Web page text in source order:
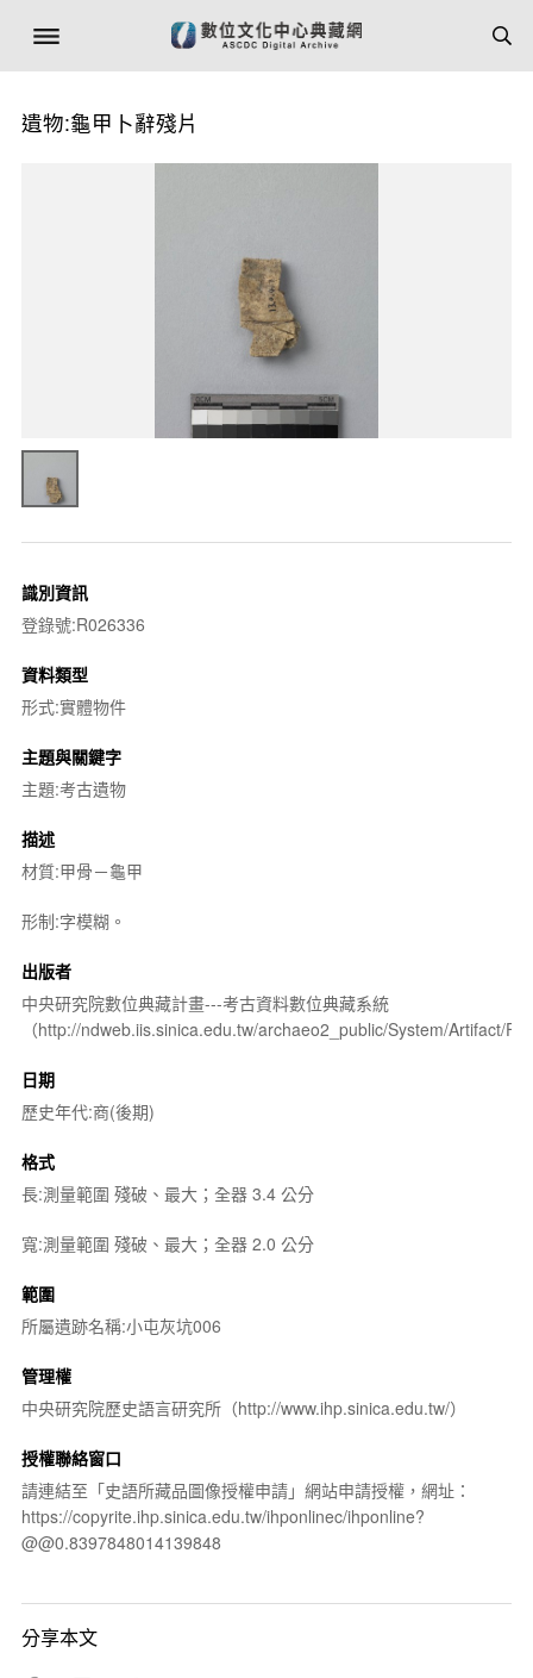
遺物:龜甲卜辭殘片
識別資訊
登錄號:R026336
資料類型
形式:實體物件
主題與關鍵字
主題:考古遺物
描述
材質:甲骨－龜甲
形制:字模糊。
出版者
中央研究院數位典藏計畫---考古資料數位典藏系統
（http://ndweb.iis.sinica.edu.tw/archaeo2_public/System/Artifact/
日期
歷史年代:商(後期)
格式
長:測量範圍 殘破、最大；全器 3.4 公分
寬:測量範圍 殘破、最大；全器 2.0 公分
範圍
所屬遺跡名稱:小屯灰坑006
管理權
中央研究院歷史語言研究所（http://www.ihp.sinica.edu.tw/）
授權聯絡窗口
請連結至「史語所藏品圖像授權申請」網站申請授權，網址：
https://copyrite.ihp.sinica.edu.tw/ihponlinec/ihponline?
@@0.8397848014139848
分享本文